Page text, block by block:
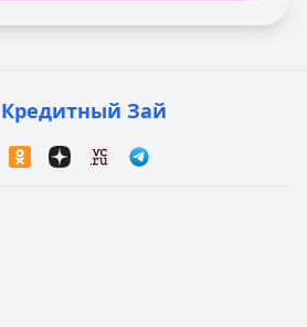
Кредитный Зай